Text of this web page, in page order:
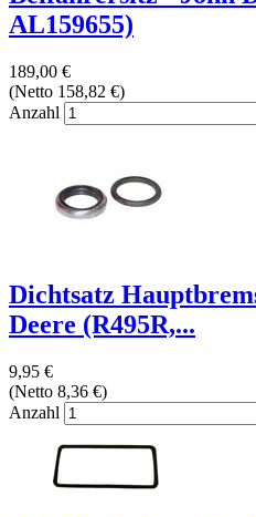
AL159655)
189,00 €
(Netto 158,82 €)
Anzahl
Dichtsatz
Deere (R495R,...
9,95 €
(Netto 8,36 €)
Anzahl